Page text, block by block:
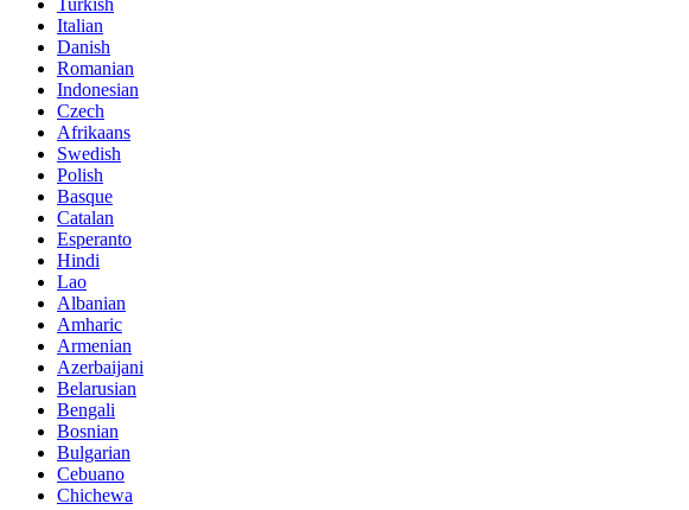
Turkish
Italian
Danish
Romanian
Indonesian
Czech
Afrikaans
Swedish
Polish
Basque
Catalan
Esperanto
Hindi
Lao
Albanian
Amharic
Armenian
Azerbaijani
Belarusian
Bengali
Bosnian
Bulgarian
Cebuano
Chichewa